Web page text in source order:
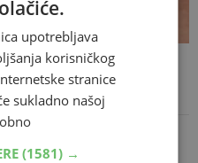
mladih o seksu
u krevetu?
upotrebljava
korisničkog
stranice
sukladno našoj
(1581) →